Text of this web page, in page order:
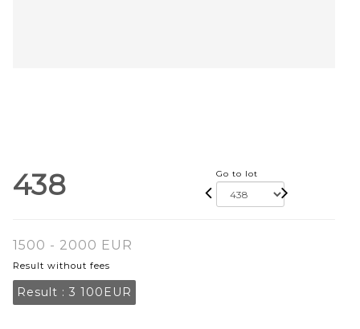
438 Go to lot
1500 - 2000 EUR
Result without fees
Result : 3 100EUR